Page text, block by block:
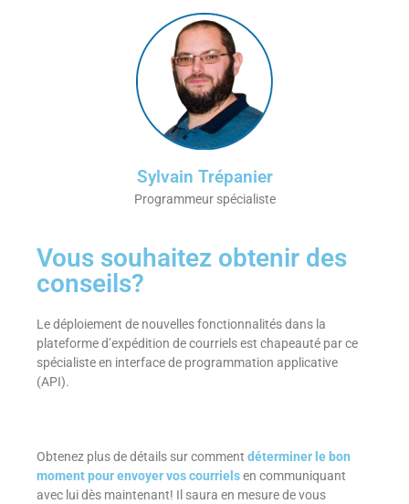
Sylvain Trépanier
Programmeur spécialiste
Vous souhaitez obtenir des
conseils?
Le déploiement de nouvelles fonctionnalités dans la
plateforme d’expédition de courriels est chapeauté par ce
spécialiste en interface de programmation applicative
(API).
Obtenez plus de détails sur comment déterminer le bon
moment pour envoyer vos courrielsen communiquant
avec lui dès maintenant! Il saura en mesure de vous